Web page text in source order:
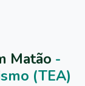
Matão -
(TEA)